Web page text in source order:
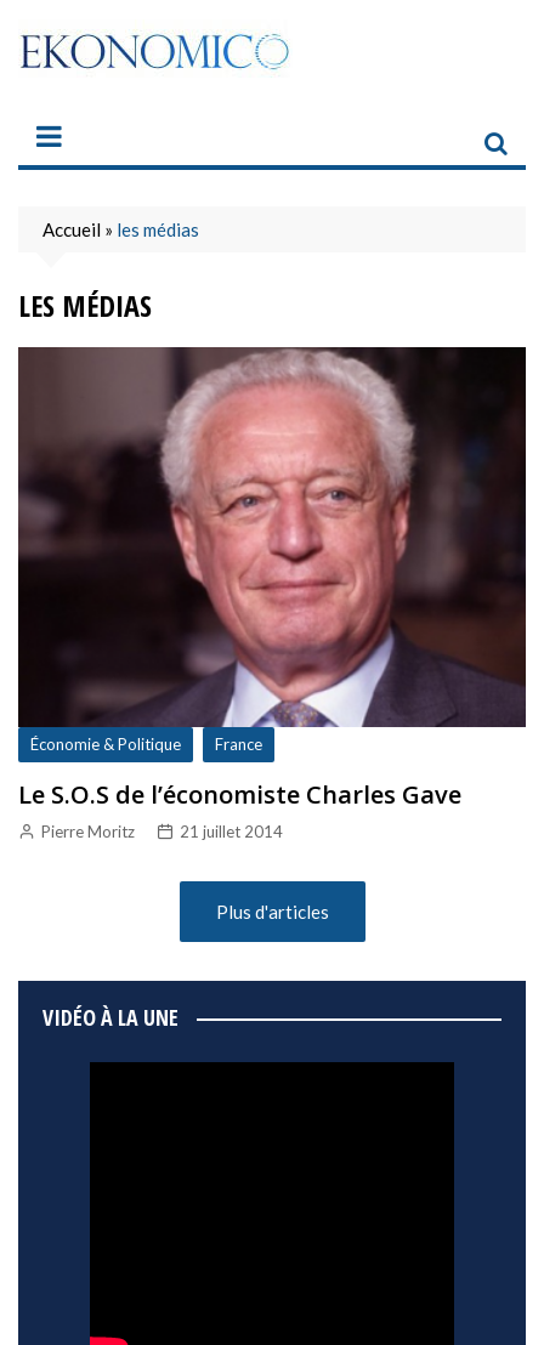
content
Accueil » les médias
LES MÉDIAS
Économie & Politique France
Le S.O.S de l’économiste Charles Gave
Pierre Moritz 21 juillet 2014
Plus d'articles
VIDÉO À LA UNE